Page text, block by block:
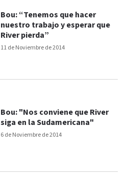
11 de Noviembre de 2014
Bou: “Tenemos que hacer
nuestro trabajo y esperar que
River pierda”
6 de Noviembre de 2014
Bou: "Nos conviene que River
siga en la Sudamericana"